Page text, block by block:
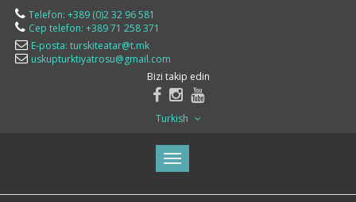
Telefon: +389 (0)2 32 96 581
Cep telefon: +389 71 258 371
E-posta: turskiteatar@t.mk
uskupturktiyatrosu@gmail.com
Bizi takip edin
Turkish